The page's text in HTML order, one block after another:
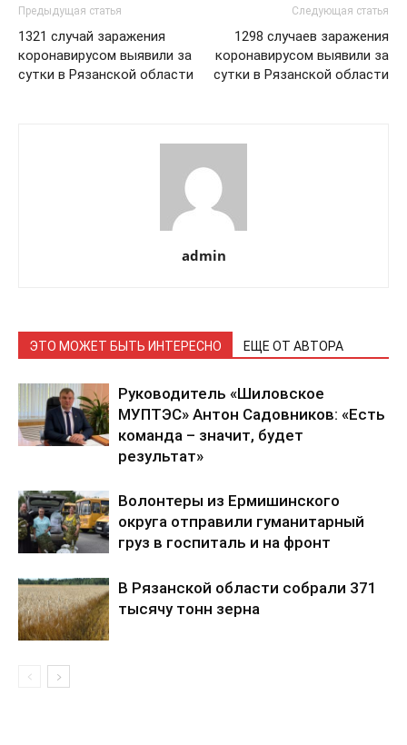
Предыдущая статья
1321 случай заражения
коронавирусом выявили за
сутки в Рязанской области
Следующая статья
1298 случаев заражения
коронавирусом выявили за
сутки в Рязанской области
admin
ЭТО МОЖЕТ БЫТЬ ИНТЕРЕСНО ЕЩЕ ОТ АВТОРА
Руководитель «Шиловское
МУПТЭС» Антон Садовников: «Есть
команда – значит, будет
результат»
Волонтеры из Ермишинского
округа отправили гуманитарный
груз в госпиталь и на фронт
В Рязанской области собрали 371
тысячу тонн зерна